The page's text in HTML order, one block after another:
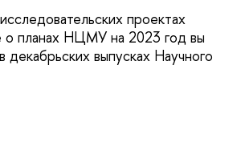
проектах
о планах НЦМУ на 2023 год вы
декабрьских выпусках Научного